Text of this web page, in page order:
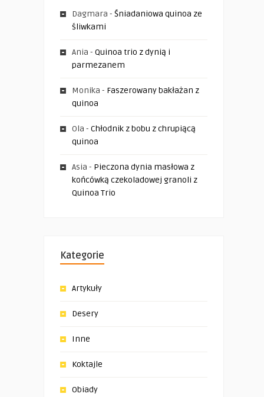
Dagmara - Śniadaniowa quinoa ze
śliwkami
Ania - Quinoa trio z dynią i
parmezanem
Monika - Faszerowany bakłażan z
quinoa
Ola - Chłodnik z bobu z chrupiącą
quinoa
Asia - Pieczona dynia masłowa z
końcówką czekoladowej granoli z
Quinoa Trio
Kategorie
Artykuły
Desery
Inne
Koktajle
Obiady